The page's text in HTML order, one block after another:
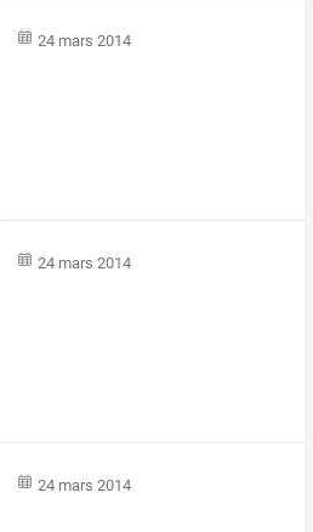
24 mars 2014
24 mars 2014
24 mars 2014